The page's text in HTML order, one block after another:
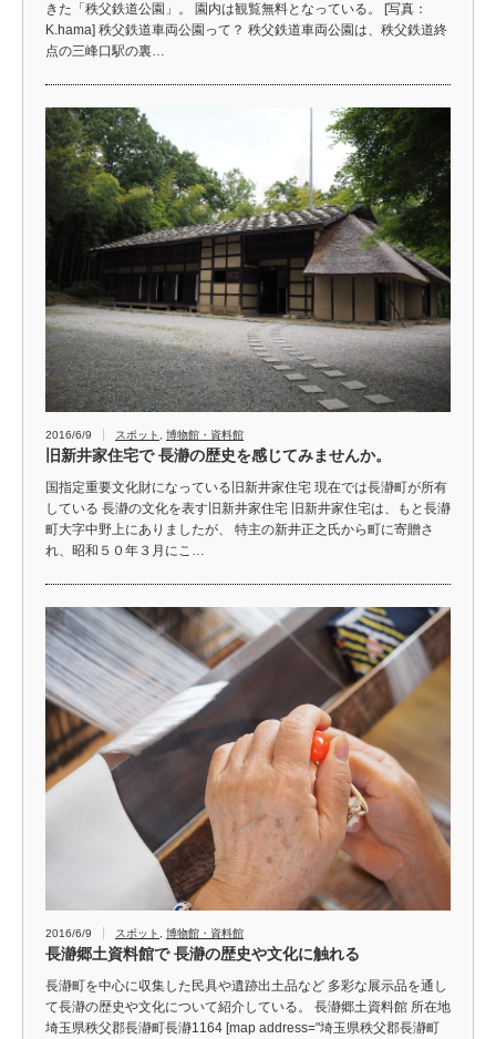
きた「秩父鉄道公園」。 園内は観覧無料となっている。 [写真：
K.hama] 秩父鉄道車両公園って？ 秩父鉄道車両公園は、秩父鉄道終
点の三峰口駅の裏…
2016/6/9 スポット 博物館・資料館
旧新井家住宅で 長瀞の歴史を感じてみませんか。
国指定重要文化財になっている旧新井家住宅 現在では長瀞町が所有
している 長瀞の文化を表す旧新井家住宅 旧新井家住宅は、もと長瀞
町大字中野上にありましたが、 特主の新井正之氏から町に寄贈さ
れ、昭和５０年３月にこ…
2016/6/9 スポット 博物館・資料館
長瀞郷土資料館で 長瀞の歴史や文化に触れる
長瀞町を中心に収集した民具や遺跡出土品など 多彩な展示品を通し
て長瀞の歴史や文化について紹介している。 長瀞郷土資料館 所在地
埼玉県秩父郡長瀞町長瀞1164 [map address="埼玉県秩父郡長瀞町